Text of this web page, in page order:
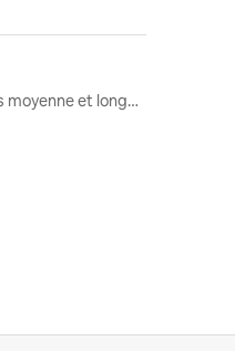
Locations moyenne et longue durée